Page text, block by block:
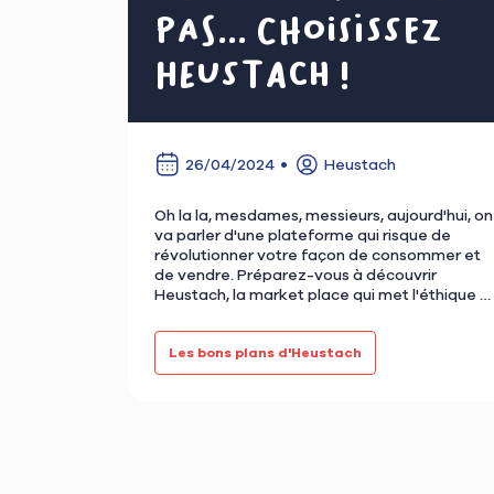
pas... Choisissez
Heustach !
26/04/2024 Heustach
Oh la la, mesdames, messieurs, aujourd'hui, on
va parler d'une plateforme qui risque de
révolutionner votre façon de consommer et
de vendre. Préparez-vous à découvrir
Heustach, la market place qui met l'éthique au
Les bons plans d'Heustach